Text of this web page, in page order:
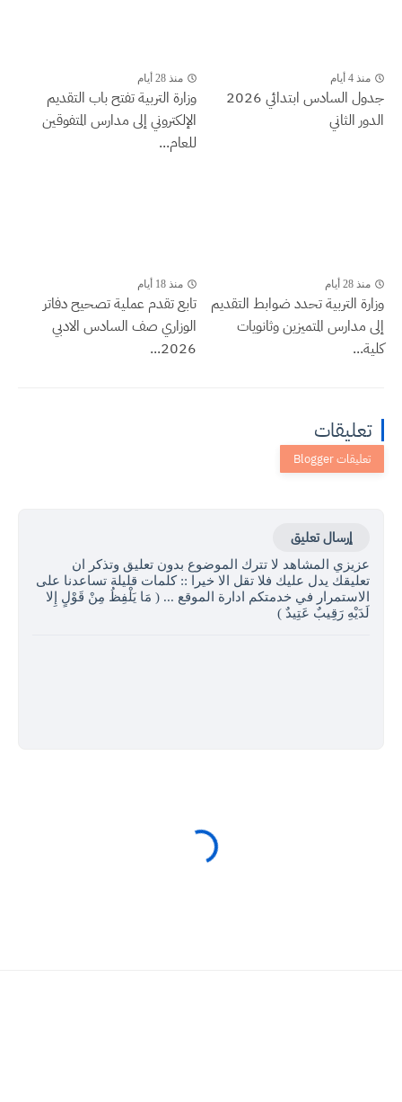
منذ 4 أيام
جدول السادس ابتدائي 2026
الدور الثاني
منذ 28 أيام
وزارة التربية تفتح باب التقديم
الإلكتروني إلى مدارس المتفوقين
للعام...
منذ 28 أيام
وزارة التربية تحدد ضوابط التقديم
إلى مدارس المتميزين وثانويات
كلية...
منذ 18 أيام
تابع تقدم عملية تصحيح دفاتر
الوزاري صف السادس الادبي
2026...
تعليقات
إرسال تعليق
عزيزي المشاهد لا تترك الموضوع بدون تعليق وتذكر ان
تعليقك يدل عليك فلا تقل الا خيرا :: كلمات قليلة تساعدنا على
الاستمرار في خدمتكم ادارة الموقع ... ( مَا يَلْفِظُ مِنْ قَوْلٍ إِلا
لَدَيْهِ رَقِيبٌ عَتِيدٌ )